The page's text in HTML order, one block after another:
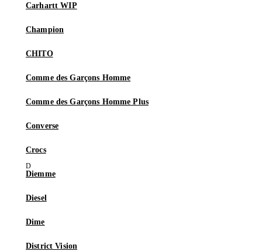
Carhartt WIP
Champion
CHITO
Comme des Garçons Homme
Comme des Garçons Homme Plus
Converse
Crocs
Diemme
Diesel
Dime
District Vision